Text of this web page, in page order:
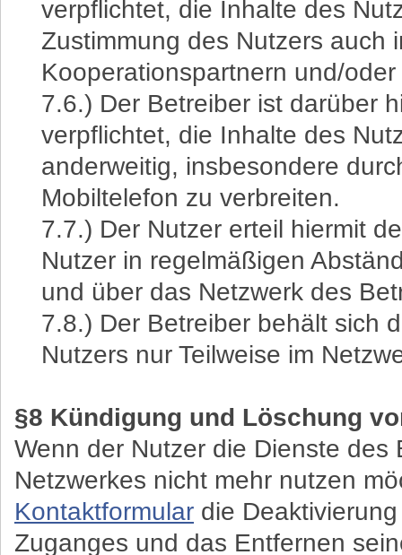
verpflichtet, die Inhalte des
Zustimmung des Nutzers auch
Kooperationspartnern und/
7.6.) Der Betreiber ist darüber
verpflichtet, die Inhalte des
anderweitig, insbesondere
Mobiltelefon zu verbreiten.
7.7.) Der Nutzer erteil hiermit
Nutzer in regelmäßigen
und über das Netzwerk des
7.8.) Der Betreiber behält sich
Nutzers nur Teilweise im
§8 Kündigung und Löschung
Wenn der Nutzer die Dienste des
Netzwerkes nicht mehr nutzen
Kontaktformular die
Zuganges und das Entfernen